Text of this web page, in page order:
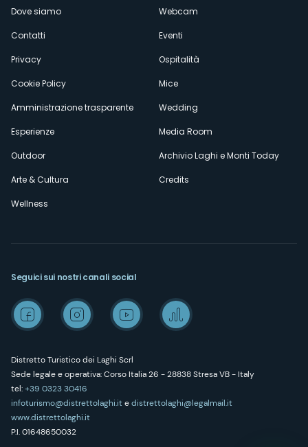
secondario
Dove siamo
Contatti
Privacy
Cookie Policy
Amministrazione trasparente
Esperienze
Outdoor
Arte & Cultura
Wellness
Webcam
Eventi
Ospitalità
Mice
Wedding
Media Room
Archivio Laghi e Monti Today
Credits
Distretto Turistico dei Laghi Scrl
Sede legale e operativa: Corso Italia 26 - 28838 Stresa VB - Italy
tel:+39 0323 30416
infoturismo@distrettolaghi.itedistrettolaghi@legalmail.it
www.distrettolaghi.it
P.I. 01648650032
Seguici sui nostri canali social